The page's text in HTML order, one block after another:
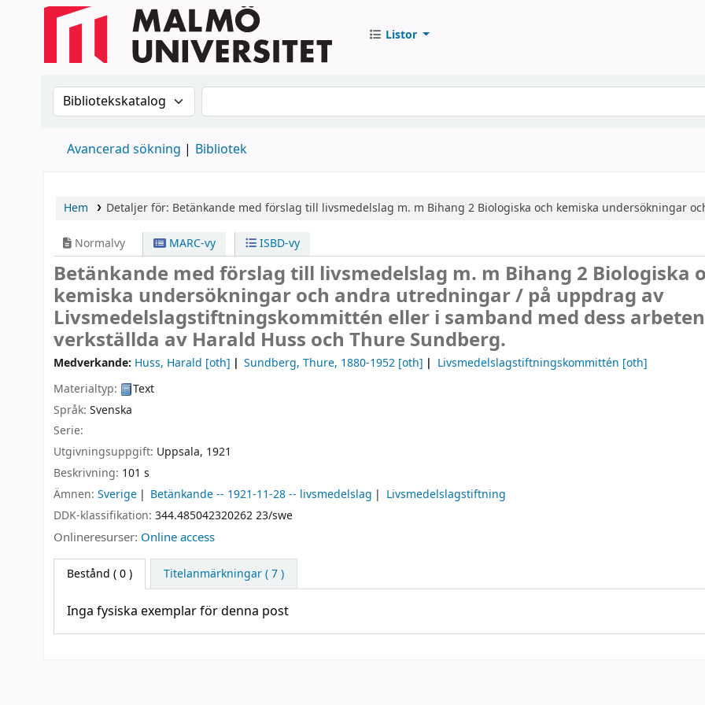
Listor
Sök i katalogen efter:Sök i katalogen
Avancerad sökning Bibliotek
Hem Detaljer för: Betänkande med förslag till livsmedelslag m. m Bihang 2 Biologiska och kemiska undersökningar
Normalvy MARC-vy ISBD-vy
Betänkande med förslag till livsmedelslag m. m Bihang 2 Biologiska
kemiska undersökningar och andra utredningar / på uppdrag av
Livsmedelslagstiftningskommittén eller i samband med dess arbeten
verkställda av Harald Huss och Thure Sundberg.
Medverkande: Huss, Harald [oth] Sundberg, Thure, 1880-1952 [oth] Livsmedelslagstiftningskommittén [oth]
Materialtyp:
Text
Språk: Svenska
Serie:
Utgivningsuppgift: Uppsala, 1921
Beskrivning: 101 s
Ämnen: Sverige Betänkande -- 1921-11-28 -- livsmedelslag
Livsmedelslagstiftning
DDK-klassifikation: 344.485042320262 23/swe
Onlineresurser: Online access
Bestånd ( 0 ) Titelanmärkningar ( 7 )
Inga fysiska exemplar för denna post